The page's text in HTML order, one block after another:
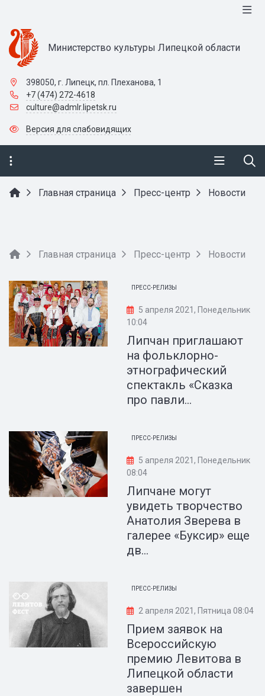
Министерство культуры Липецкой области
398050, г. Липецк, пл. Плеханова, 1
+7 (474) 272-4618
culture@admlr.lipetsk.ru
Версия для слабовидящих
Главная страница Пресс-центр Новости
Главная страница Пресс-центр Новости
ПРЕСС-РЕЛИЗЫ
5 апреля 2021, Понедельник
10:04
Липчан приглашают
на фольклорно-
этнографический
спектакль «Сказка
про павли...
ПРЕСС-РЕЛИЗЫ
5 апреля 2021, Понедельник
08:04
Липчане могут
увидеть творчество
Анатолия Зверева в
галерее «Буксир» еще
дв...
ПРЕСС-РЕЛИЗЫ
2 апреля 2021, Пятница 08:04
Прием заявок на
Всероссийскую
премию Левитова в
Липецкой области
завершен